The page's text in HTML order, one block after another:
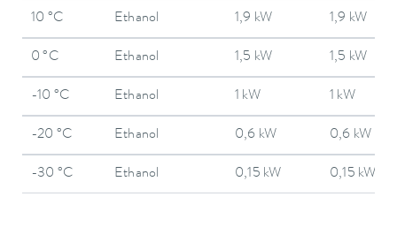
10 °C Ethanol 1,9 kW 1,9 kW
0 °C Ethanol 1,5 kW 1,5 kW
-10 °C Ethanol 1 kW 1 kW
-20 °C Ethanol 0,6 kW 0,6 kW
-30 °C Ethanol 0,15 kW 0,15 kW